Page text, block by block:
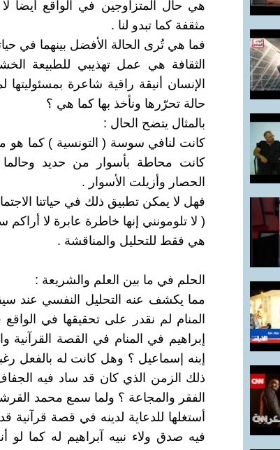
هي حال المتزاوجين في الواقع أيضا
مثقفة كما تبدو لنا .
فما هي تُرى الحالة الأفضل بينهما في
الثقافة هي عمل تهذيبي للطبيعة
الإنسان أنيقة راقية شاعرة
حالة تحرّرها ونأخذ بها كما هي ؟
بالمثال يتضح الحال :
كانت لنافي سوسة ( التونسية ) كما هو
كانت محاطة بأسوار من حديد
الحصار وأزيلت الأسوار .
فهل لا يمكن تطبيق ذلك في حياتنا
( لا تلومونني إنها خاطرة عابرة لا أراكم
هي فقط للتحليل والمناقشة .
الحلم في ما بين العلم والشريعة :
مما يكشف عنه التحليل النفسي عند
المنام لم نقدر على تحقيقها في
إبراهيم في المنام في القصة القرآنية
إبنه إسماعيل ؟ وهل كانت له بالفعل
ذلك الزمن الذي كان قد ساد فيه
الفقر والمجاعة ؟ ولما سمع محمد
أستغلها للدعاية لدينه في قصة قرآنية
فيه صدق ولاء نبيه آبراهيم له كما لو